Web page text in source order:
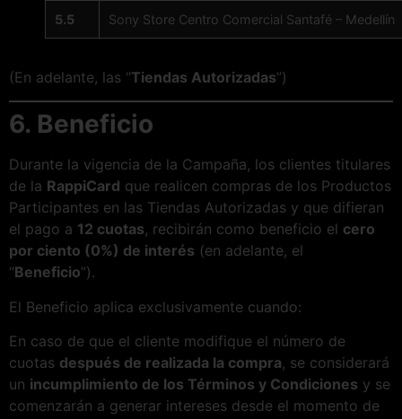
5.5 Sony Store Centro Comercial Santafé – Medellín
(En adelante, las “Tiendas Autorizadas”)
6. Beneficio
Durante la vigencia de la Campaña, los clientes titulares
de la RappiCard que realicen compras de los Productos
Participantes en las Tiendas Autorizadas y que difieran
el pago a 12 cuotas, recibirán como beneficio el cero
por ciento (0%) de interés (en adelante, el
“Beneficio”).
El Beneficio aplica exclusivamente cuando:
En caso de que el cliente modifique el número de
cuotas después de realizada la compra, se considerará
un incumplimiento de los Términos y Condiciones y se
comenzarán a generar intereses desde el momento de